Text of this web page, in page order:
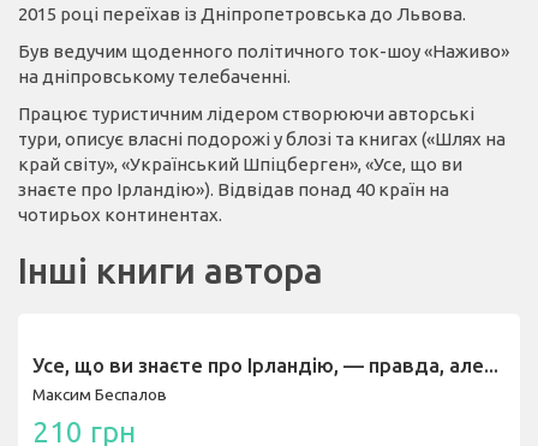
2015 році переїхав із Дніпропетровська до Львова.
Був ведучим щоденного політичного ток-шоу «Наживо»
на дніпровському телебаченні.
Працює туристичним лідером створюючи авторські
тури, описує власні подорожі у блозі та книгах («Шлях на
край світу», «Український Шпіцберген», «Усе, що ви
знаєте про Ірландію»). Відвідав понад 40 країн на
чотирьох континентах.
Інші книги автора
Усе, що ви знаєте про Ірландію, — правда, але...
Максим Беспалов
210 грн